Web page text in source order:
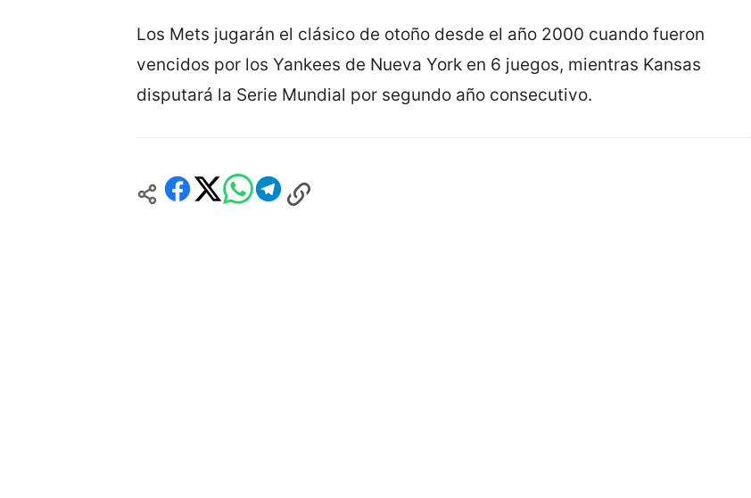
Los Mets jugarán el clásico de otoño desde el año 2000 cuando fueron
vencidos por los Yankees de Nueva York en 6 juegos, mientras Kansas
disputará la Serie Mundial por segundo año consecutivo.